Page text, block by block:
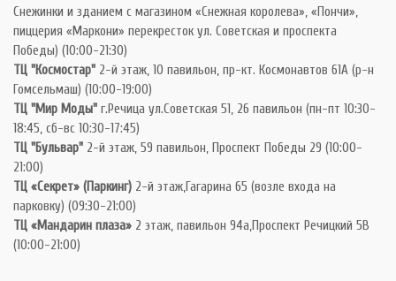
Снежинки и зданием с магазином «Снежная королева», «Пончи»,
пиццерия «Маркони» перекресток ул. Советская и проспекта
Победы) (10:00-21:30)
ТЦ "Космостар" 2-й этаж, 10 павильон, пр-кт. Космонавтов 61А (р-н
Гомсельмаш) (10:00-19:00)
ТЦ "Мир Моды" г.Речица ул.Советская 51, 26 павильон (пн-пт 10:30-
18:45, сб-вс 10:30-17:45)
ТЦ "Бульвар" 2-й этаж, 59 павильон, Проспект Победы 29 (10:00-
21:00)
ТЦ «Секрет» (Паркинг) 2-й этаж,Гагарина 65 (возле входа на
парковку) (09:30-21:00)
ТЦ «Мандарин плаза» 2 этаж, павильон 94а,Проспект Речицкий 5В
(10:00-21:00)